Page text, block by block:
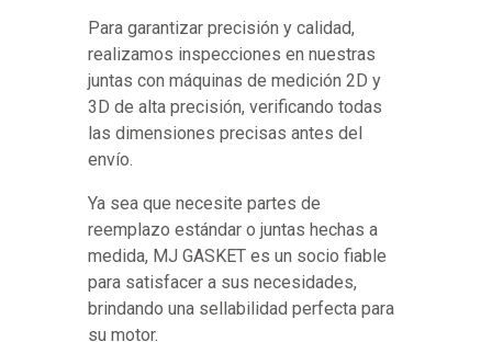
Para garantizar precisión y calidad,
realizamos inspecciones en nuestras
juntas con máquinas de medición 2D y
3D de alta precisión, verificando todas
las dimensiones precisas antes del
envío.
Ya sea que necesite partes de
reemplazo estándar o juntas hechas a
medida, MJ GASKET es un socio fiable
para satisfacer a sus necesidades,
brindando una sellabilidad perfecta para
su motor.